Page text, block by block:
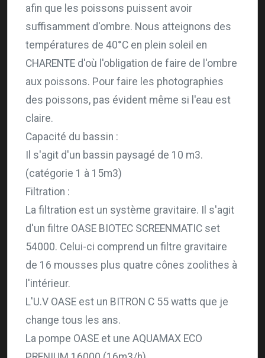
afin que les poissons puissent avoir
suffisamment d'ombre. Nous atteignons des
températures de 40°C en plein soleil en
CHARENTE d'où l'obligation de faire de l'ombre
aux poissons. Pour faire les photographies
des poissons, pas évident même si l'eau est
claire.
Capacité du bassin :
Il s'agit d'un bassin paysagé de 10 m3.
(catégorie 1 à 15m3)
Filtration :
La filtration est un système gravitaire. Il s'agit
d'un filtre OASE BIOTEC SCREENMATIC set
54000. Celui-ci comprend un filtre gravitaire
de 16 mousses plus quatre cônes zoolithes à
l'intérieur.
L'U.V OASE est un BITRON C 55 watts que je
change tous les ans.
La pompe OASE et une AQUAMAX ECO